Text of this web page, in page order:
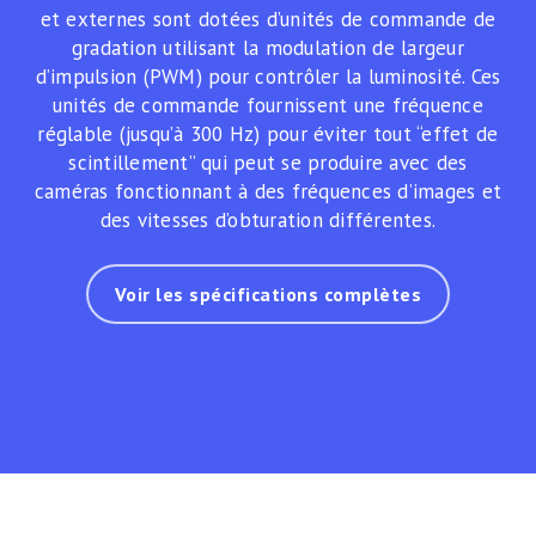
et externes sont dotées d’unités de commande de
gradation utilisant la modulation de largeur
d’impulsion (PWM) pour contrôler la luminosité. Ces
unités de commande fournissent une fréquence
réglable (jusqu’à 300 Hz) pour éviter tout “effet de
scintillement” qui peut se produire avec des
caméras fonctionnant à des fréquences d’images et
des vitesses d’obturation différentes.
Voir les spécifications complètes